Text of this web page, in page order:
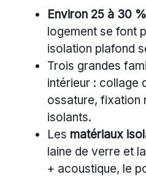
Environ 25 à 30
logement se font
isolation plafond
Trois grandes
intérieur : collage
ossature, fixation
isolants.
Les matériaux
laine de verre et
+ acoustique, le